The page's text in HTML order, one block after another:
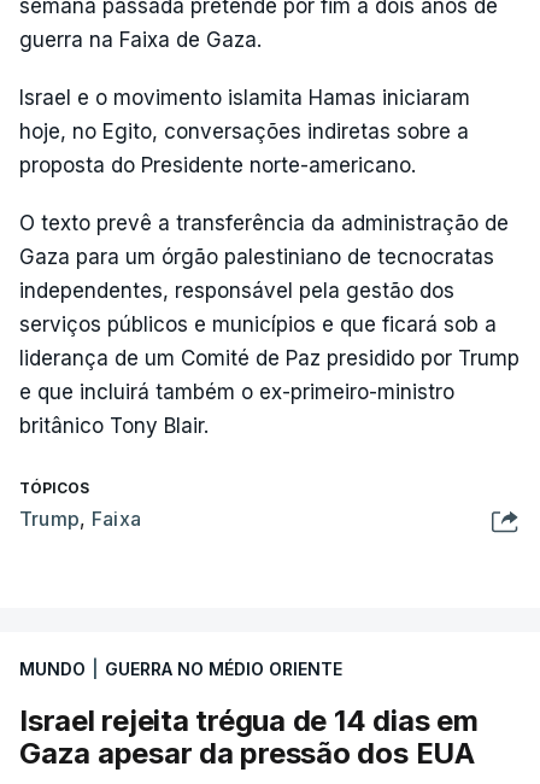
semana passada pretende pôr fim a dois anos de
guerra na Faixa de Gaza.
Israel e o movimento islamita Hamas iniciaram
hoje, no Egito, conversações indiretas sobre a
proposta do Presidente norte-americano.
O texto prevê a transferência da administração de
Gaza para um órgão palestiniano de tecnocratas
independentes, responsável pela gestão dos
serviços públicos e municípios e que ficará sob a
liderança de um Comité de Paz presidido por Trump
e que incluirá também o ex-primeiro-ministro
britânico Tony Blair.
TÓPICOS
Trump, Faixa
MUNDO GUERRA NO MÉDIO ORIENTE
Israel rejeita trégua de 14 dias em
Gaza apesar da pressão dos EUA